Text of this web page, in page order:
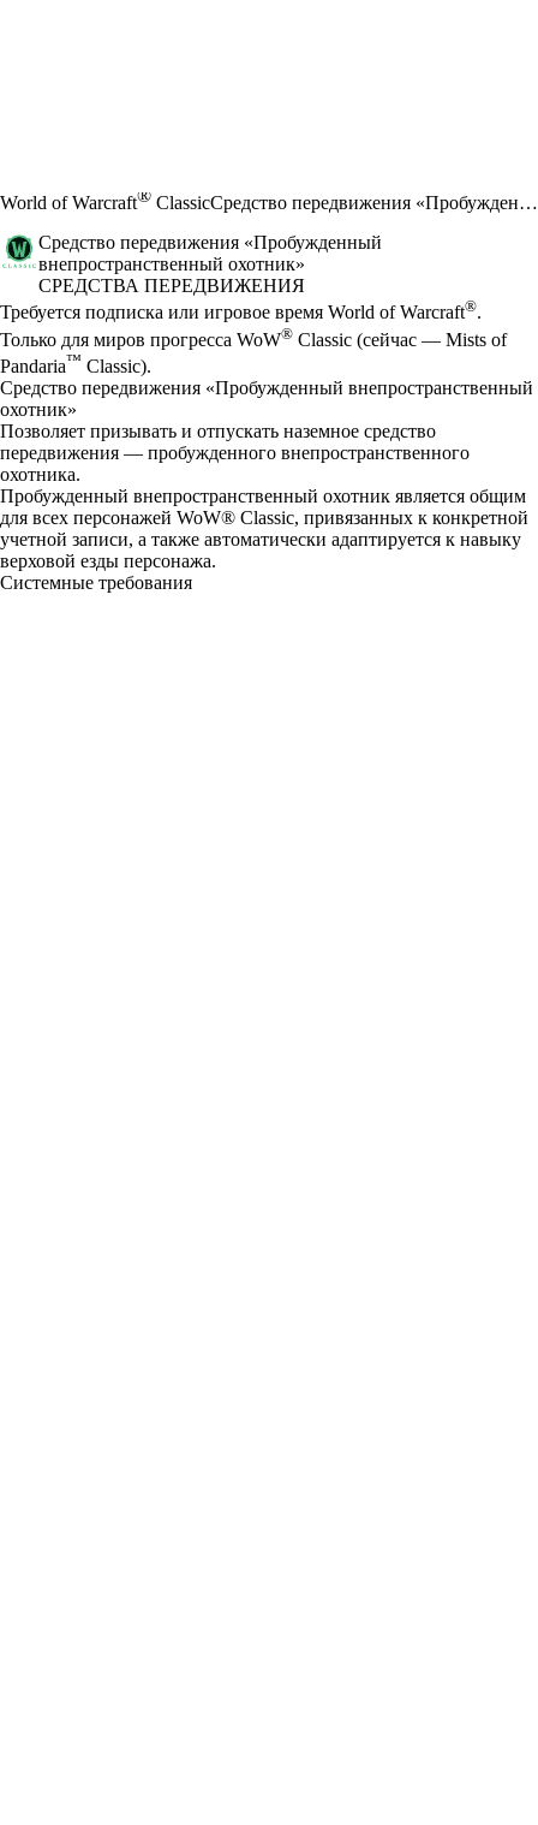
World of Warcraft® Classic
Средство передвижения «Пробужденный внепространственный охотник»
Средство передвижения «Пробужденный
внепространственный охотник»
СРЕДСТВА ПЕРЕДВИЖЕНИЯ
Цена
Available actions
Требуется подписка или игровое время World of Warcraft®.
Только для миров прогресса WoW® Classic (сейчас — Mists of
Pandaria™ Classic).
Средство передвижения «Пробужденный внепространственный
охотник»
Позволяет призывать и отпускать наземное средство
передвижения — пробужденного внепространственного
охотника.
Пробужденный внепространственный охотник является общим
для всех персонажей WoW® Classic, привязанных к конкретной
учетной записи, а также автоматически адаптируется к навыку
верховой езды персонажа.
Системные требования